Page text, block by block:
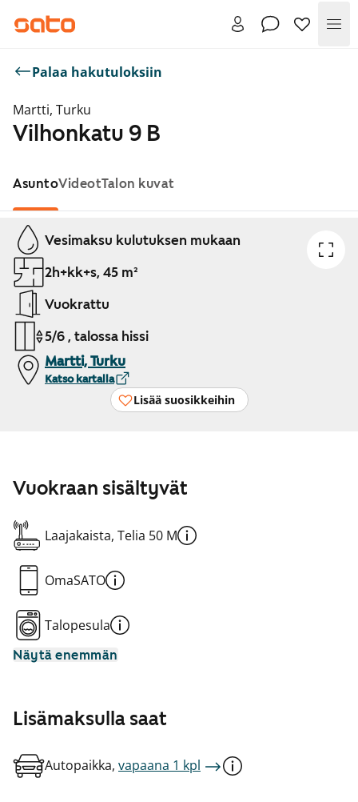
Palaa hakutuloksiin
Martti, Turku
Vilhonkatu 9 B
AsuntoVideotTalon kuvat
Näytetään dia 1 / 1
Vesimaksu kulutuksen mukaan
2h+kk+s, 45 m²
Vuokrattu
5/6 , talossa hissi
Martti, Turku
Katso kartalla
Lisää suosikkeihin
Vuokraan sisältyvät
Laajakaista, Telia 50 M
OmaSATO
Talopesula
Näytä enemmän
Lisämaksulla saat
Autopaikka, vapaana 1 kpl